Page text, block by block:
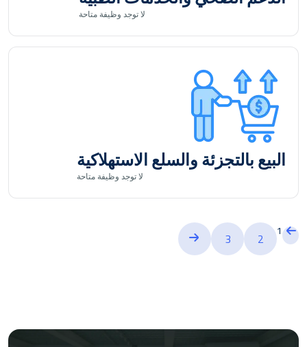
لا توجدوظيفة متاحة
البيع بالتجزئة والسلع الاستهلاكية
لا توجدوظيفة متاحة
1
2
3